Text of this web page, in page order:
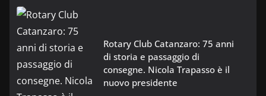
Rotary Club Catanzaro: 75 anni
di storia e passaggio di
consegne. Nicola Trapasso è il
nuovo presidente